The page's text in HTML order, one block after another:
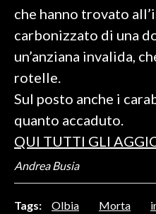
CULTURA
SPETTACOLI
GOSSIP
SALUTE
SARDEGNA TURISMO
SARDI NEL MONDO
NOTIZIE
che hanno trovato
carbonizzato di una
un’anziana invalida,
rotelle.
Sul posto anche i
quanto accaduto.
QUI TUTTI GLI
Andrea Busia
Tags: Olbia Morta